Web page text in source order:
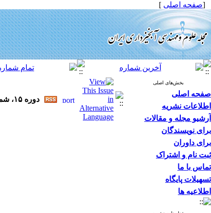
[صفحه اصلی ]
بخش‌های اصلی
صفحه اصلی
اطلاعات نشریه
آرشیو مجله و مقالات
برای نویسندگان
برای داوران
ثبت نام و اشتراک
تماس با ما
تسهیلات پایگاه
اطلاعیه ها
دوره ۱۵، شماره ۵۵ - ( ۱۰-۱۴۰۰ )